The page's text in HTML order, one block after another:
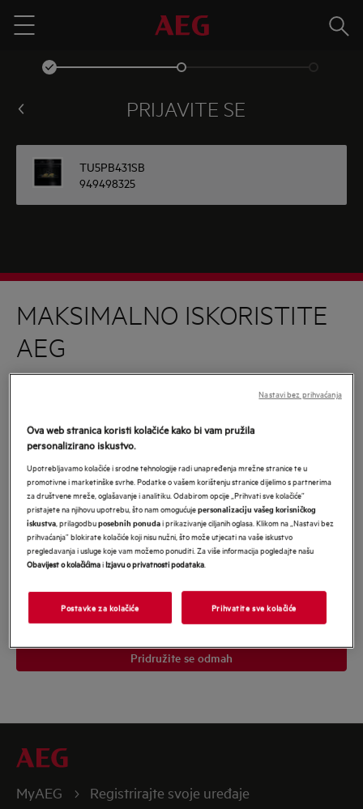
Menu
Traži
PRIJAVITE SE
TU5PB431SB
949498325
MAKSIMALNO ISKORISTITE
AEG
*Obavezno
Upišite
svoju
e-
mail
adresu
Pristajem na primanje personaliziranog marketinškog sadržaja
Electrolux grupeputem e-pošte, telefona, SMS-a i pošte. Pristajem i da
se moji osobni podaci dijele s mrežama trećih strana i koriste za
mrežama. U svakom trenutku mogu povući svoju suglasnost.
Potvrđujem da imam 18 ili više godina. Za više informacija pročitajte
Obavijest o zaštiti podataka
Pridružite se odmah
MyAEG Registrirajte svoje uređaje
Ova web stranica koristi kolačiće kako bi vam pružila
personalizirano iskustvo.
Upotrebljavamo kolačiće i srodne tehnologije radi unapređenja mrežne stranice te u
promotivne i marketinške svrhe. Podatke o vašem korištenju stranice dijelimo s partnerima
za društvene mreže, oglašavanje i analitiku. Odabirom opcije „Prihvati sve kolačiće”
pristajete na njihovu upotrebu, što nam omogućujepersonalizaciju vašeg korisničkog
iskustva, prilagodbuposebnih ponudai prikazivanje ciljanih oglasa. Klikom na „Nastavi bez
prihvaćanja” blokirate kolačiće koji nisu nužni, što može utjecati na vaše iskustvo
pregledavanja i usluge koje vam možemo ponuditi. Za više informacija pogledajte našu
Obavijest o kolačićimaiIzjavu o privatnosti podataka.
Postavke za kolačiće Prihvatite sve kolačiće
Nastavi bez prihvaćanja